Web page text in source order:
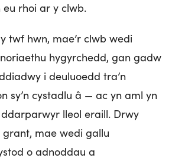
rhoi ar y clwb.
twf hwn, mae’r clwb wedi
hygyrchedd, gan gadw
i deuluoedd tra’n
sy’n cystadlu â — ac yn aml yn
lleol eraill. Drwy
grant, mae wedi gallu
o adnoddau a